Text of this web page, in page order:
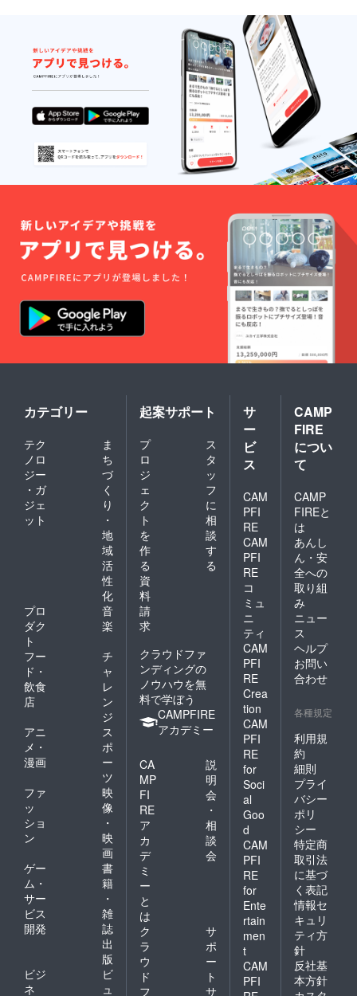
カテゴリー
テク
ノロ
ジー
・ガ
ジェ
ット
ま
ち
づ
く
り
・
地
域
活
性
化
プロ
ダク
ト
音
楽
フー
ド・
飲食
店
チ
ャ
レ
ン
ジ
アニ
メ・
漫画
ス
ポ
ー
ツ
ファ
ッ
ショ
ン
映
像
・
映
画
ゲー
ム・
サー
ビス
開発
書
籍
・
雑
誌
出
版
ビジ
ネ
ビ
ュ
起案サポート
プ
ロ
ジ
ェ
ク
ト
を
作
る
ス
タ
ッ
フ
に
相
談
す
る
資
料
請
求
クラウドファ
ンディングの
ノウハウを無
料で学ぼう
CAMPFIRE
アカデミー
CA
MP
FI
RE
ア
カ
デ
ミ
ー
と
は
説
明
会
・
相
談
会
ク
ラ
ウ
ド
フ
サ
ポ
ー
ト
サ
サ
ー
ビ
ス
CAM
PFI
RE
CAM
PFI
RE
コ
ミュ
ニ
ティ
CAM
PFI
RE
Crea
tion
CAM
PFI
RE
for
Soci
al
Goo
d
CAM
PFI
RE
for
Ente
rtain
men
t
CAM
PFI
CAMP
FIRE
につい
て
CAMP
FIREと
は
あんし
ん・安
全への
取り組
み
ニュー
ス
ヘルプ
お問い
合わせ
各種規定
利用規
約
細則
プライ
バシー
ポリ
シー
特定商
取引法
に基づ
く表記
情報セ
キュリ
ティ方
針
反社基
本方針